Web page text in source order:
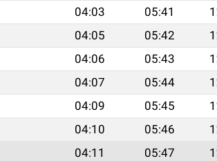
04:03 05:41
04:05 05:42
04:06 05:43
04:07 05:44
04:09 05:45
04:10 05:46
04:11 05:47